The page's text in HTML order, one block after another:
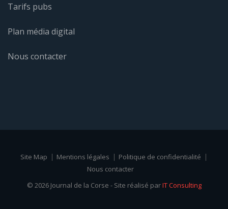
Tarifs pubs
Plan média digital
Nous contacter
Site Map Mentions légales
Politique de confidentialité
Nous contacter
© 2026 Journal de la Corse - Site réalisé parIT Consulting